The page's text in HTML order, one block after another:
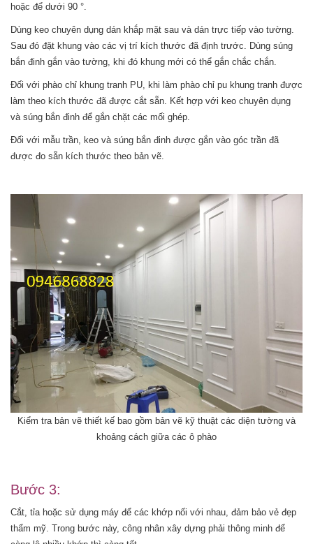
hoặc để dưới 90 °.
Dùng keo chuyên dụng dán khắp mặt sau và dán trực tiếp vào tường.
Sau đó đặt khung vào các vị trí kích thước đã định trước. Dùng súng
bắn đinh gắn vào tường, khi đó khung mới có thể gắn chắc chắn.
Đối với phào chỉ khung tranh PU, khi làm phào chỉ pu khung tranh được
làm theo kích thước đã được cắt sẵn. Kết hợp với keo chuyên dụng
và súng bắn đinh để gắn chặt các mối ghép.
Đối với mẫu trần, keo và súng bắn đinh được gắn vào góc trần đã
được đo sẵn kích thước theo bản vẽ.
Kiểm tra bản vẽ thiết kế bao gồm bản vẽ kỹ thuật các diện tường và
khoảng cách giữa các ô phào
Bước 3:
Cắt, tỉa hoặc sử dụng máy để các khớp nối với nhau, đảm bảo vẻ đẹp
thẩm mỹ. Trong bước này, công nhân xây dựng phải thông minh để